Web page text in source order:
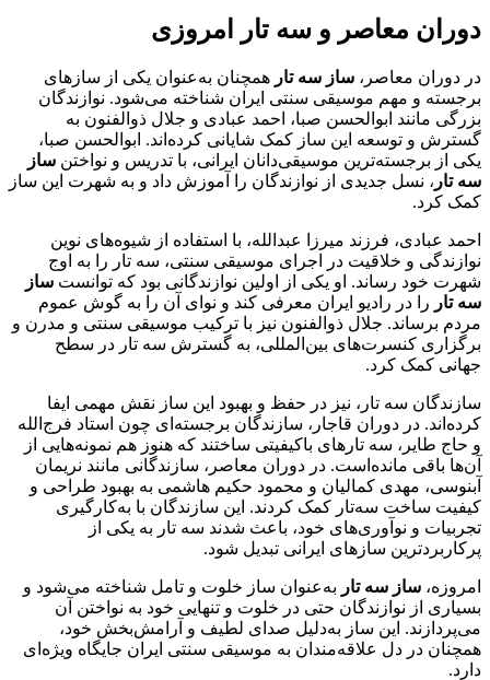
دوران معاصر و سه تار امروزی
در دوران معاصر، ساز سه تار همچنان به‌عنوان یکی از سازهای
برجسته و مهم موسیقی سنتی ایران شناخته می‌شود. نوازندگان
بزرگی مانند ابوالحسن صبا، احمد عبادی و جلال ذوالفنون به
گسترش و توسعه این ساز کمک شایانی کرده‌اند. ابوالحسن صبا،
یکی از برجسته‌ترین موسیقی‌دانان ایرانی، با تدریس و نواختن ساز
سه تار ، نسل جدیدی از نوازندگان را آموزش داد و به شهرت این ساز
کمک کرد.
احمد عبادی، فرزند میرزا عبدالله، با استفاده از شیوه‌های نوین
نوازندگی و خلاقیت در اجرای موسیقی سنتی، سه تار را به اوج
شهرت خود رساند. او یکی از اولین نوازندگانی بود که توانست ساز
سه تار را در رادیو ایران معرفی کند و نوای آن را به گوش عموم
مردم برساند. جلال ذوالفنون نیز با ترکیب موسیقی سنتی و مدرن و
برگزاری کنسرت‌های بین‌المللی، به گسترش سه تار در سطح
جهانی کمک کرد.
سازندگان سه تار، نیز در حفظ و بهبود این ساز نقش مهمی ایفا
کرده‌اند. در دوران قاجار، سازندگان برجسته‌ای چون استاد فرج‌الله
و حاج طایر، سه تارهای باکیفیتی ساختند که هنوز هم نمونه‌هایی از
آن‌ها باقی مانده‌است. در دوران معاصر، سازندگانی مانند نریمان
آبنوسی، مهدی کمالیان و محمود حکیم هاشمی به بهبود طراحی و
کیفیت ساخت سه‌تار کمک کردند. این سازندگان با به‌کارگیری
تجربیات و نوآوری‌های خود، باعث شدند سه تار به یکی از
پرکاربردترین سازهای ایرانی تبدیل شود.
امروزه، ساز سه تار به‌عنوان ساز خلوت و تامل شناخته می‌شود و
بسیاری از نوازندگان حتی در خلوت و تنهایی خود به نواختن آن
می‌پردازند. این ساز به‌دلیل صدای لطیف و آرامش‌بخش خود،
همچنان در دل علاقه‌مندان به موسیقی سنتی ایران جایگاه ویژه‌ای
دارد.